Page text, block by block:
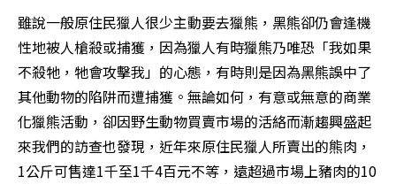
雖說一般原住民獵人很少主動要去獵熊，黑熊卻仍會逢機
性地被人槍殺或捕獲，因為獵人有時獵熊乃唯恐「我如果
不殺牠，牠會攻擊我」的心態，有時則是因為黑熊誤中了
其他動物的陷阱而遭捕獲。無論如何，有意或無意的商業
化獵熊活動，卻因野生動物買賣市場的活絡而漸趨興盛起
來我們的訪查也發現，近年來原住民獵人所賣出的熊肉，
1公斤可售達1千至1千4百元不等，遠超過市場上豬肉的10